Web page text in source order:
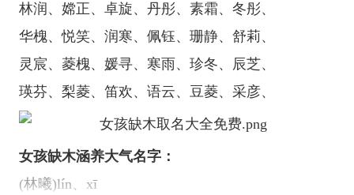
林润、嫦正、卓旋、丹彤、素霜、冬彤、
华槐、悦笑、润寒、佩钰、珊静、舒莉、
灵宸、菱槐、媛寻、寒雨、珍冬、辰芝、
瑛芬、梨菱、笛欢、语云、豆菱、采彦、
女孩缺木涵养大气名字：
(林曦)lín、xī